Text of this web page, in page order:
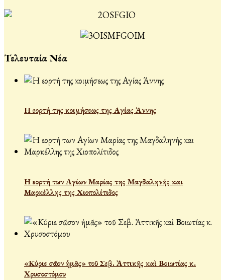
Τελευταία Νέα
Η εορτή της κοιμήσεως της Αγίας Άννης
Η εορτή των Αγίων Μαρίας της Μαγδαληνής και
Μαρκέλλης της Χιοπολίτιδος
«Κύριε σῶσον ἡμᾶς» τοῦ Σεβ. Ἀττικῆς καὶ Βοιωτίας κ.
Χρυσοστόμου